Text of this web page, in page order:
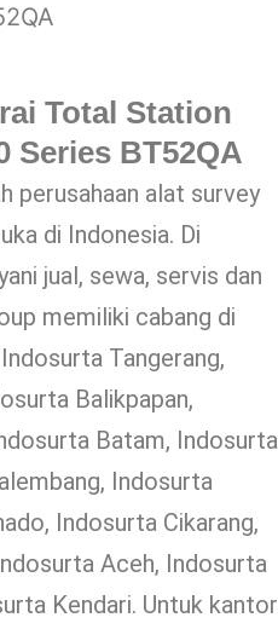
Total Station
Series BT52QA
perusahaan alat survey
di Indonesia. Di
jual, sewa, servis dan
memiliki cabang di
Tangerang,
Balikpapan,
Batam, Indosurta
Indosurta
Indosurta Cikarang,
Aceh, Indosurta
Kendari. Untuk kantor